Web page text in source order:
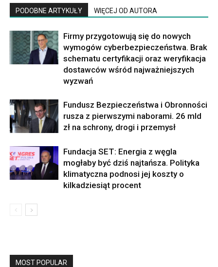
PODOBNE ARTYKUŁY WIĘCEJ OD AUTORA
Firmy przygotowują się do nowych
wymogów cyberbezpieczeństwa. Brak
schematu certyfikacji oraz weryfikacja
dostawców wśród najważniejszych
wyzwań
Fundusz Bezpieczeństwa i Obronności
rusza z pierwszymi naborami. 26 mld
zł na schrony, drogi i przemysł
Fundacja SET: Energia z węgla
mogłaby być dziś najtańsza. Polityka
klimatyczna podnosi jej koszty o
kilkadziesiąt procent
MOST POPULAR